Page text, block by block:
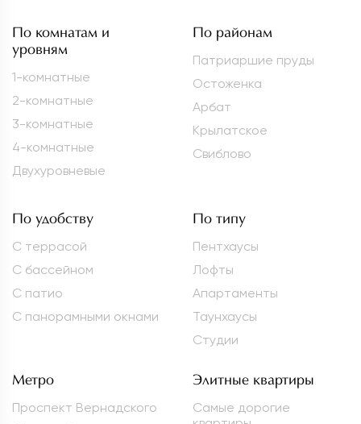
По комнатам и
уровням
1-комнатные
2-комнатные
3-комнатные
4-комнатные
Двухуровневые
По районам
Патриаршие пруды
Остоженка
Арбат
Крылатское
Свиблово
По удобству
С террасой
С бассейном
С патио
С панорамными окнами
По типу
Пентхаусы
Лофты
Апартаменты
Таунхаусы
Студии
Метро
Проспект Вернадского
Элитные квартиры
Самые дорогие